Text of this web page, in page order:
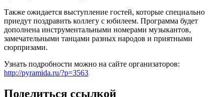
Также ожидается выступление гостей, которые специально
приедут поздравить коллегу с юбилеем. Программа будет
дополнена инструментальными номерами музыкантов,
замечательными танцами разных народов и приятными
сюрпризами.
Узнать подробности можно на сайте организаторов:
http://pyramida.ru/?p=3563
Поделиться ссылкой